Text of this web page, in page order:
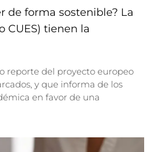
de forma sostenible? La
CUES) tienen la
reporte del proyecto europeo
y que informa de los
en favor de una